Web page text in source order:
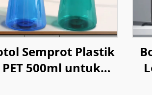
Semprot Plastik
PET 500ml untuk